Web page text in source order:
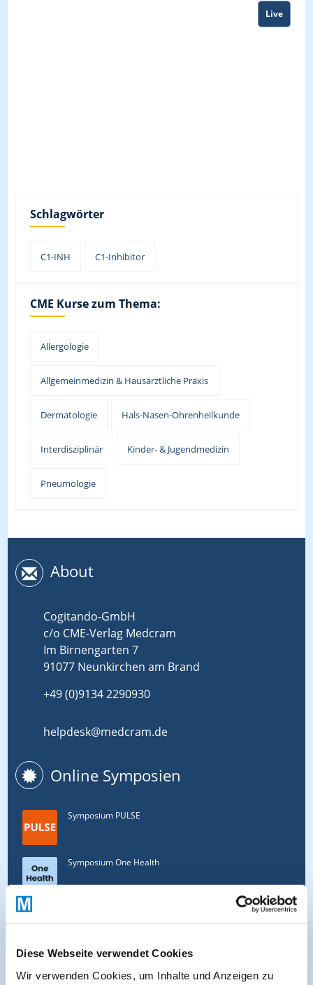
Diese Webseite verwendet Cookies
Wir verwenden Cookies, um Inhalte und Anzeigen zu
Live
Schlagwörter
C1-INH C1-Inhibitor
CME Kurse zum Thema:
Allergologie
Allgemeinmedizin & Hausärztliche Praxis
Dermatologie Hals-Nasen-Ohrenheilkunde
Interdisziplinär Kinder- & Jugendmedizin
Pneumologie
About
Cogitando-GmbH
c/o CME-Verlag Medcram
Im Birnengarten 7
91077 Neunkirchen am Brand
+49 (0)9134 2290930
helpdesk@medcram.de
Online Symposien
Symposium PULSE
Symposium One Health
Symposium EcoMed